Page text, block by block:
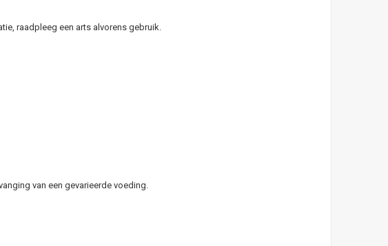
raadpleeg een arts alvorens gebruik.
van een gevarieerde voeding.